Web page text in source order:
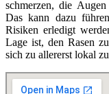
schmerzen, die
Das kann dazu
Risiken erledigt
Lage ist, den Rasen
sich zu allererst lokal